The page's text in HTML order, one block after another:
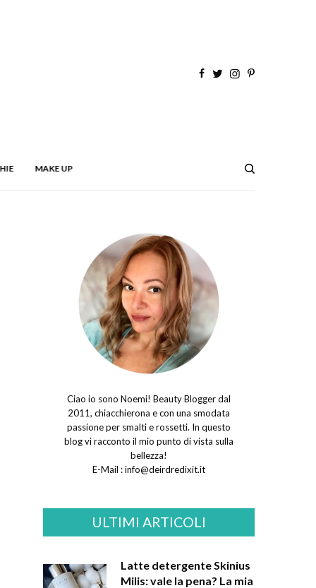
MAKE UP
Ciao io sono Noemi! Beauty Blogger dal
2011, chiacchierona e con una smodata
passione per smalti e rossetti. In questo
blog vi racconto il mio punto di vista sulla
bellezza!
E-Mail :info@deirdredixit.it
ULTIMI ARTICOLI
Latte detergente Skinius
Milis: vale la pena? La mia